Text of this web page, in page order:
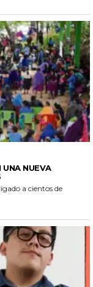
UNA NUEVA
a cientos de